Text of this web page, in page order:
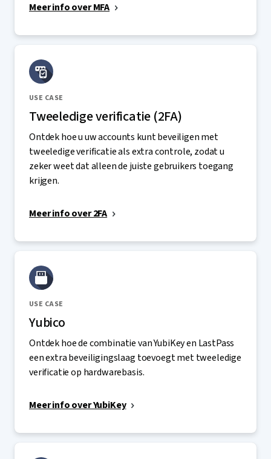
Meer info over MFA
USE CASE
Tweeledige verificatie (2FA)
Ontdek hoe u uw accounts kunt beveiligen met
tweeledige verificatie als extra controle, zodat u
zeker weet dat alleen de juiste gebruikers toegang
krijgen.
Meer info over 2FA
USE CASE
Yubico
Ontdek hoe de combinatie van YubiKey en LastPass
een extra beveiligingslaag toevoegt met tweeledige
verificatie op hardwarebasis.
Meer info over YubiKey